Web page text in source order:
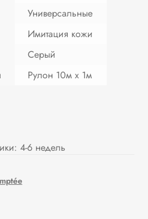
4-6 недель
Универсальные
Имитация кожи
Серый
Рулон 10м х 1м